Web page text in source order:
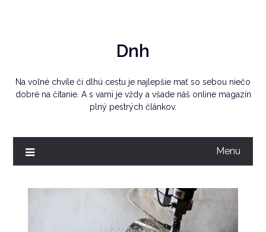
Dnh
Na voľné chvíle či dlhú cestu je najlepšie mať so sebou niečo
dobré na čítanie. A s vami je vždy a všade náš online magazín
plný pestrých článkov.
Menu